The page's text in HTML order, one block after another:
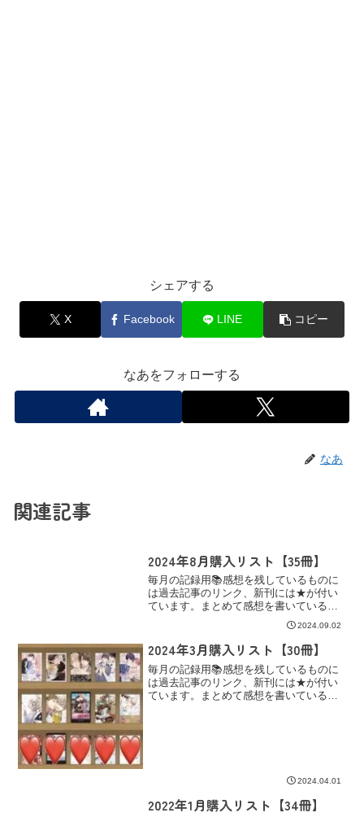
シェアする
X Facebook LINE コピー
なあをフォローする
なあ
関連記事
2024年8月購入リスト【35冊】
毎月の記録用📚感想を残しているものに
は過去記事のリンク、新刊には★が付い
ています。まとめて感想を書いている作
品にはラインと、その下にリンクを。/暑
い暑い夏が終わ…ってませんが、一先ず
夏休みという大変なイベントが終わりま
した。ただ、北海道は
2024.09.02
2024年3月購入リスト【30冊】
毎月の記録用📚感想を残しているものに
は過去記事のリンク、新刊には★が付い
ています。まとめて感想を書いている作
2024.04.01
2022年1月購入リスト【34冊】